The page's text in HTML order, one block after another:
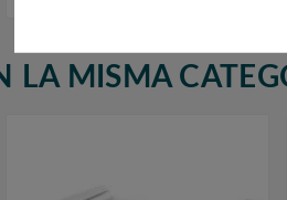
LA MISMA